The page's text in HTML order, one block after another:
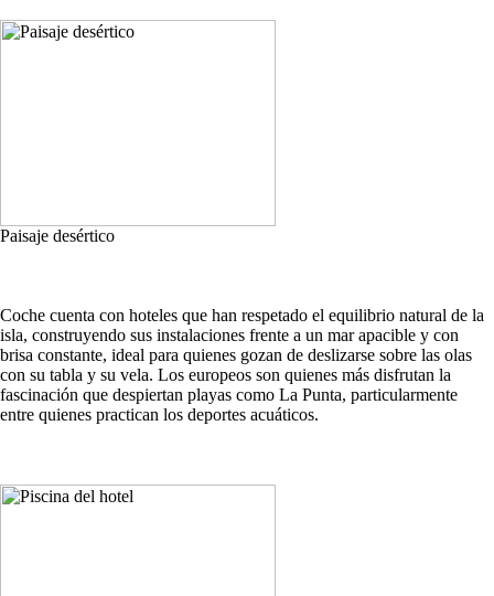
Paisaje desértico
Coche cuenta con hoteles que han respetado el equilibrio natural de la
isla, construyendo sus instalaciones frente a un mar apacible y con
brisa constante, ideal para quienes gozan de deslizarse sobre las olas
con su tabla y su vela. Los europeos son quienes más disfrutan la
fascinación que despiertan playas como La Punta, particularmente
entre quienes practican los deportes acuáticos.